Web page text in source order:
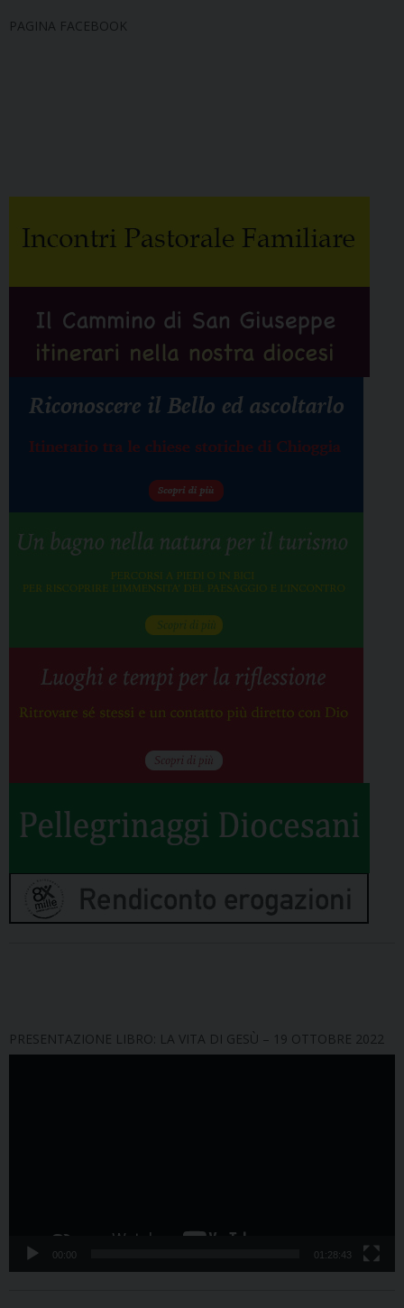
PAGINA FACEBOOK
PRESENTAZIONE LIBRO: LA VITA DI GESÙ – 19 OTTOBRE 2022
00:00 01:28:43